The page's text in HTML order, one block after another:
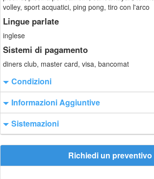
volley, sport acquatici, ping pong, tiro con l'arco
Lingue parlate
inglese
Sistemi di pagamento
diners club, master card, visa, bancomat
Condizioni
Informazioni Aggiuntive
Sistemazioni
Richiedi un preventivo